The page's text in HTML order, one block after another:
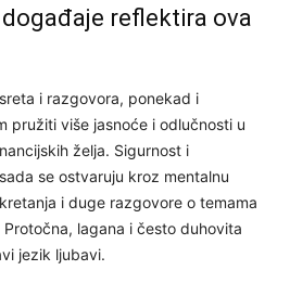
reflektira ova
i razgovora, ponekad i
pružiti više jasnoće i odlučnosti u
želja. Sigurnost i
se ostvaruju kroz mentalnu
i duge razgovore o temama
lagana i često duhovita
jezik ljubavi.